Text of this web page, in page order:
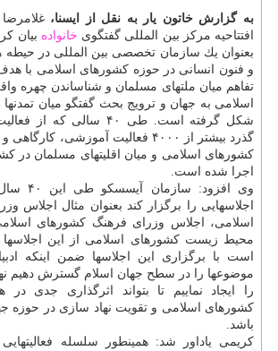
به گزارش خاتون یار به نقل از ایسنا،
افتتاحیه مركز بین المللی گفتگوی خانواده بیان
بعنوان یك سازمان تخصصی بین المللی در
و فنون انسانی در حوزه كشورهای اسلامی با
تفاهم میان ملتهای مسلمان و شناساندن چهره
اسلامی به جهان و ترویج بحث گفتگو میان
شكل گرفته است. طی ۴۰ سالی
گذرد بیشتر از ۴۰۰۰ فعالیت آموزشی،
كشورهای اسلامی و میان اقلیتهای مسلمان در
اجرا شده است.
وی
اجلاسهایی را برگزار كند بعنوان مثال اجلاس
اسلامی، اجلاس وزرای فرهنگ كشورهای
محیط زیست كشورهای اسلامی از این
است با برگزاری این اجلاسها ضمن اینكه
موضوعها را در سطح جهان اسلام گسترش دهیم
را ایجاد نماییم تا بتواند اثرگذاری جدی در
كشورهای اسلامی و تقویت نهاد سازی در حوزه
باشد.
كریمی یاداور شد: همینطور سلسله